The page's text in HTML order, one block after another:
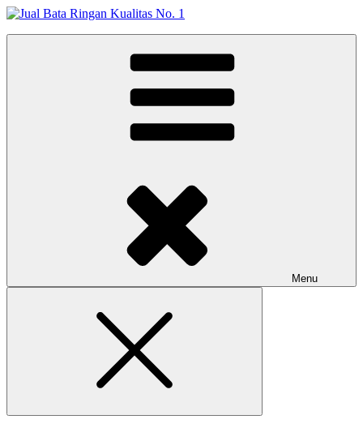
Skip
Jual Bata Ringan Kualitas No. 1
Menu
Close